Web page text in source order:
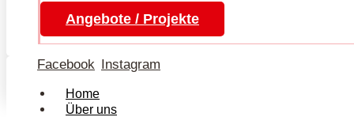
Angebote / Projekte
Facebook Instagram
Home
Über uns